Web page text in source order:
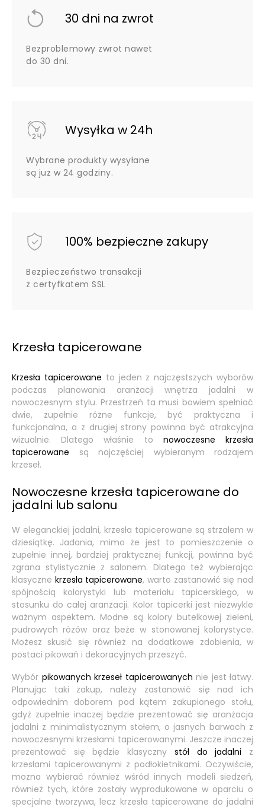
30 dni na zwrot
Bezproblemowy zwrot nawet
do 30 dni.
Wysyłka w 24h
Wybrane produkty wysyłane
są już w 24 godziny.
100% bezpieczne zakupy
Bezpieczeństwo transakcji
z certyfkatem SSL
Krzesła tapicerowane
Krzesła tapicerowane to jeden z najczęstszych wyborów
podczas planowania aranżacji wnętrza jadalni w
nowoczesnym stylu. Przestrzeń ta musi bowiem spełniać
dwie, zupełnie różne funkcje, być praktyczna i
funkcjonalna, a z drugiej strony powinna być atrakcyjna
wizualnie. Dlatego właśnie to nowoczesne krzesła
tapicerowane są najczęściej wybieranym rodzajem
krzeseł.
Nowoczesne krzesła tapicerowane do
jadalni lub salonu
W eleganckiej jadalni, krzesła tapicerowane są strzałem w
dziesiątkę. Jadania, mimo że jest to pomieszczenie o
zupełnie innej, bardziej praktycznej funkcji, powinna być
zgrana stylistycznie z salonem. Dlatego też wybierając
klasyczne krzesła tapicerowane, warto zastanowić się nad
spójnością kolorystyki lub materiału tapicerskiego, w
stosunku do całej aranżacji. Kolor tapicerki jest niezwykle
ważnym aspektem. Modne są kolory butelkowej zieleni,
pudrowych różów oraz beże w stonowanej kolorystyce.
Możesz skusić się również na dodatkowe zdobienia, w
postaci pikowań i dekoracyjnych przeszyć.
Wybór pikowanych krzeseł tapicerowanych nie jest łatwy.
Planując taki zakup, należy zastanowić się nad ich
odpowiednim doborem pod kątem zakupionego stołu,
gdyż zupełnie inaczej będzie prezentować się aranżacja
jadalni z minimalistycznym stołem, o jasnych barwach z
nowoczesnymi krzesłami tapicerowanymi. Jeszcze inaczej
prezentować się będzie klasyczny stół do jadalni z
krzesłami tapicerowanymi z podłokietnikami. Oczywiście,
można wybierać również wśród innych modeli siedzeń,
również tych, które zostały wyprodukowane w oparciu o
specjalne tworzywa, lecz krzesła tapicerowane do jadalni